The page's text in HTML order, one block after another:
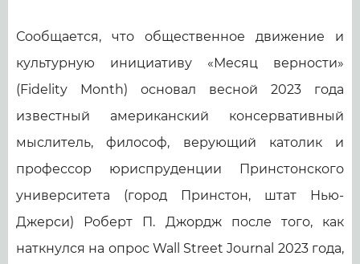
Сообщается, что общественное движение и
культурную инициативу «Месяц верности»
(Fidelity Month) основал весной 2023 года
известный американский консервативный
мыслитель, философ, верующий католик и
профессор юриспруденции Принстонского
университета (город Принстон, штат Нью-
Джерси) Роберт П. Джордж после того, как
наткнулся на опрос Wall Street Journal 2023 года,